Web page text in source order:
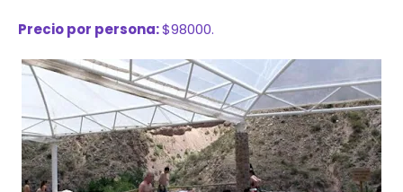
Precio por persona:$98000.